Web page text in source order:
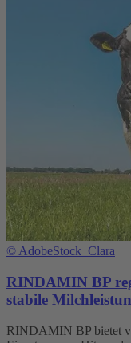
©AdobeStock_Clara
RINDAMIN BP
stabile
RINDAMIN BP bietet